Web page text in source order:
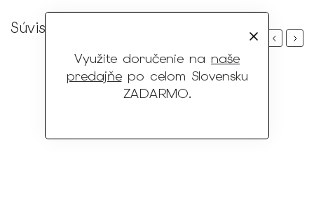
Využite doručenie na naše
predajňepo celom Slovensku
ZADARMO.
Súvisiaci tovar
PreviousNext